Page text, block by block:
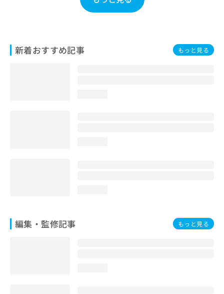
新着おすすめ記事 もっと見る
編集・監修記事 もっと見る
わ
せ